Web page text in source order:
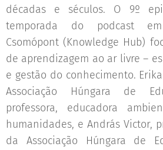
décadas e séculos. O 9º
temporada do podcast
Csomópont (Knowledge Hub)
de aprendizagem ao ar livre –
e gestão do conhecimento.
Associação Húngara de
professora, educadora
humanidades, e András Victor,
da Associação Húngara de